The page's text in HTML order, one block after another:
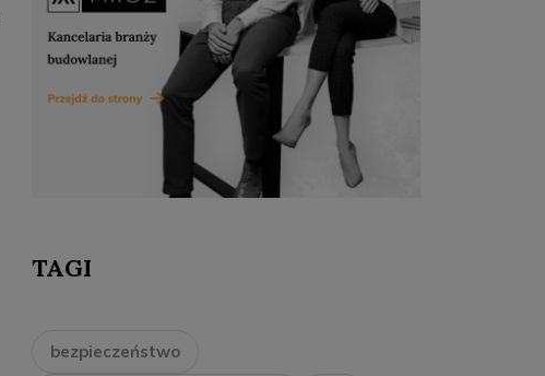
TAGI
bezpieczeństwo